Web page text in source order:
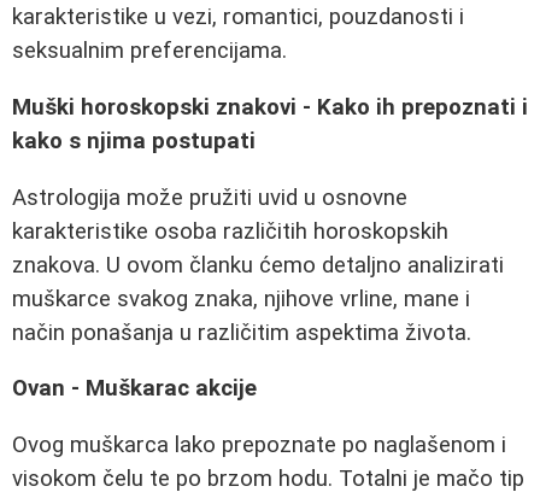
karakteristike u vezi, romantici, pouzdanosti i
seksualnim preferencijama.
Muški horoskopski znakovi - Kako ih prepoznati i
kako s njima postupati
Astrologija može pružiti uvid u osnovne
karakteristike osoba različitih horoskopskih
znakova. U ovom članku ćemo detaljno analizirati
muškarce svakog znaka, njihove vrline, mane i
način ponašanja u različitim aspektima života.
Ovan - Muškarac akcije
Ovog muškarca lako prepoznate po naglašenom i
visokom čelu te po brzom hodu. Totalni je mačo tip